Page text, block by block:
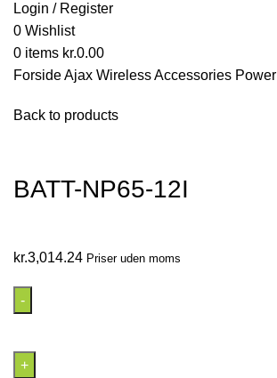
Login / Register
0 Wishlist
0 items kr.0.00
ForsideAjax WirelessAccessories Power
Back to products
BATT-NP65-12I
kr.3,014.24 Priser uden moms
12I